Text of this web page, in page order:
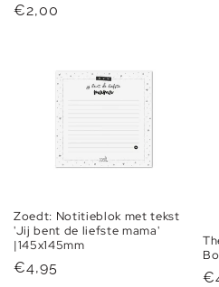
Normale
€2,00
Zoedt: Notitieblok met tekst
'Jij bent de liefste mama'
|145x145mm
Normale
€4,95